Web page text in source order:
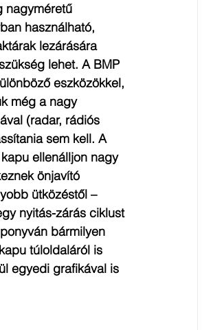
nagyméretű
használható,
lezárására
lehet. A BMP
eszközökkel,
még a nagy
(radar, rádiós
sem kell. A
ellenálljon nagy
önjavító
ütközéstől –
nyitás-zárás ciklust
bármilyen
túloldaláról is
egyedi grafikával is